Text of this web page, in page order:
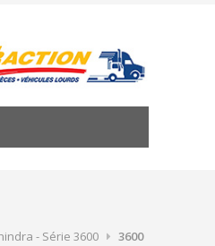
- Série 3600 3600